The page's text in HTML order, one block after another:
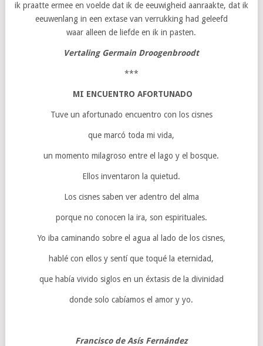
ik praatte ermee en voelde dat ik de eeuwigheid aanraakte, dat ik
eeuwenlang in een extase van verrukking had geleefd
waar alleen de liefde en ik in pasten.
Vertaling Germain Droogenbroodt
***
MI ENCUENTRO AFORTUNADO
Tuve un afortunado encuentro con los cisnes
que marcó toda mi vida,
un momento milagroso entre el lago y el bosque.
Ellos inventaron la quietud.
Los cisnes saben ver adentro del alma
porque no conocen la ira, son espirituales.
Yo iba caminando sobre el agua al lado de los cisnes,
hablé con ellos y sentí que toqué la eternidad,
que había vivido siglos en un éxtasis de la divinidad
donde solo cabíamos el amor y yo.
Francisco de Asís Fernández